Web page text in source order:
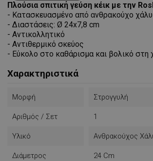
Πλούσια σπιτική γεύση κέικ με την
- Κατασκευασμένο από ανθρακούχο
- Διαστάσεις: Ø 24x7,8 cm
- Αντικολλητικό
- Αντιθερμικό σκεύος
- Εύκολο στο καθάρισμα και βολικό στη
Χαρακτηριστικά
Μορφή Στρογγυλή
Αριθμός / Σετ 1
Υλικό Ανθρακούχος
Διάμετρος 24 Cm